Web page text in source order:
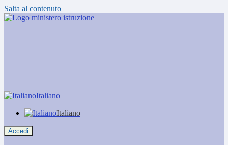
Salta al contenuto
Italiano
Italiano
Accedi